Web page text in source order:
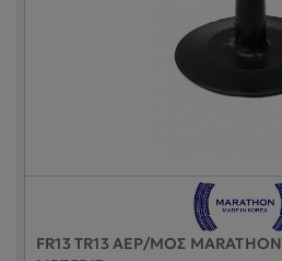
FR13 TR13 ΑΕΡ/ΜΟΣ MARATHON